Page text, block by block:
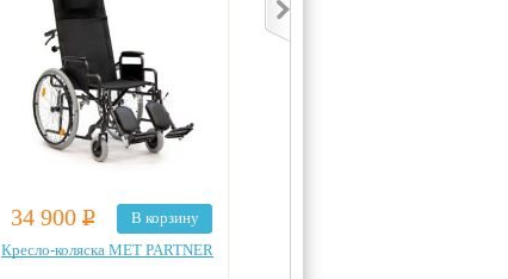
34 900 Р
В корзину
Кресло-коляска MET PARTNER